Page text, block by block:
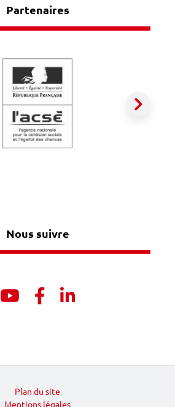
Partenaires
Nous suivre
YoutubeFacebook
Linkedin
Plan du site
Mentions légales